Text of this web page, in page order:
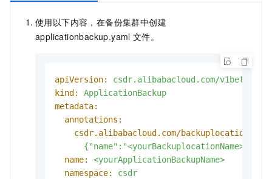
使用以下内容，在备份集群中创建
applicationbackup.yaml 文件。
apiVersion:
csdr.alibabacloud.com/v1beta1
kind:
ApplicationBackup
metadata:
annotations:
csdr.alibabacloud.com/backuplocations:
name:
<yourApplicationBackupName>
namespace:
csdr